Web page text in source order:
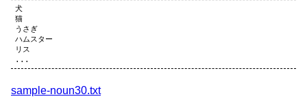
犬
猫
うさぎ
ハムスター
リス
sample-noun30.txt